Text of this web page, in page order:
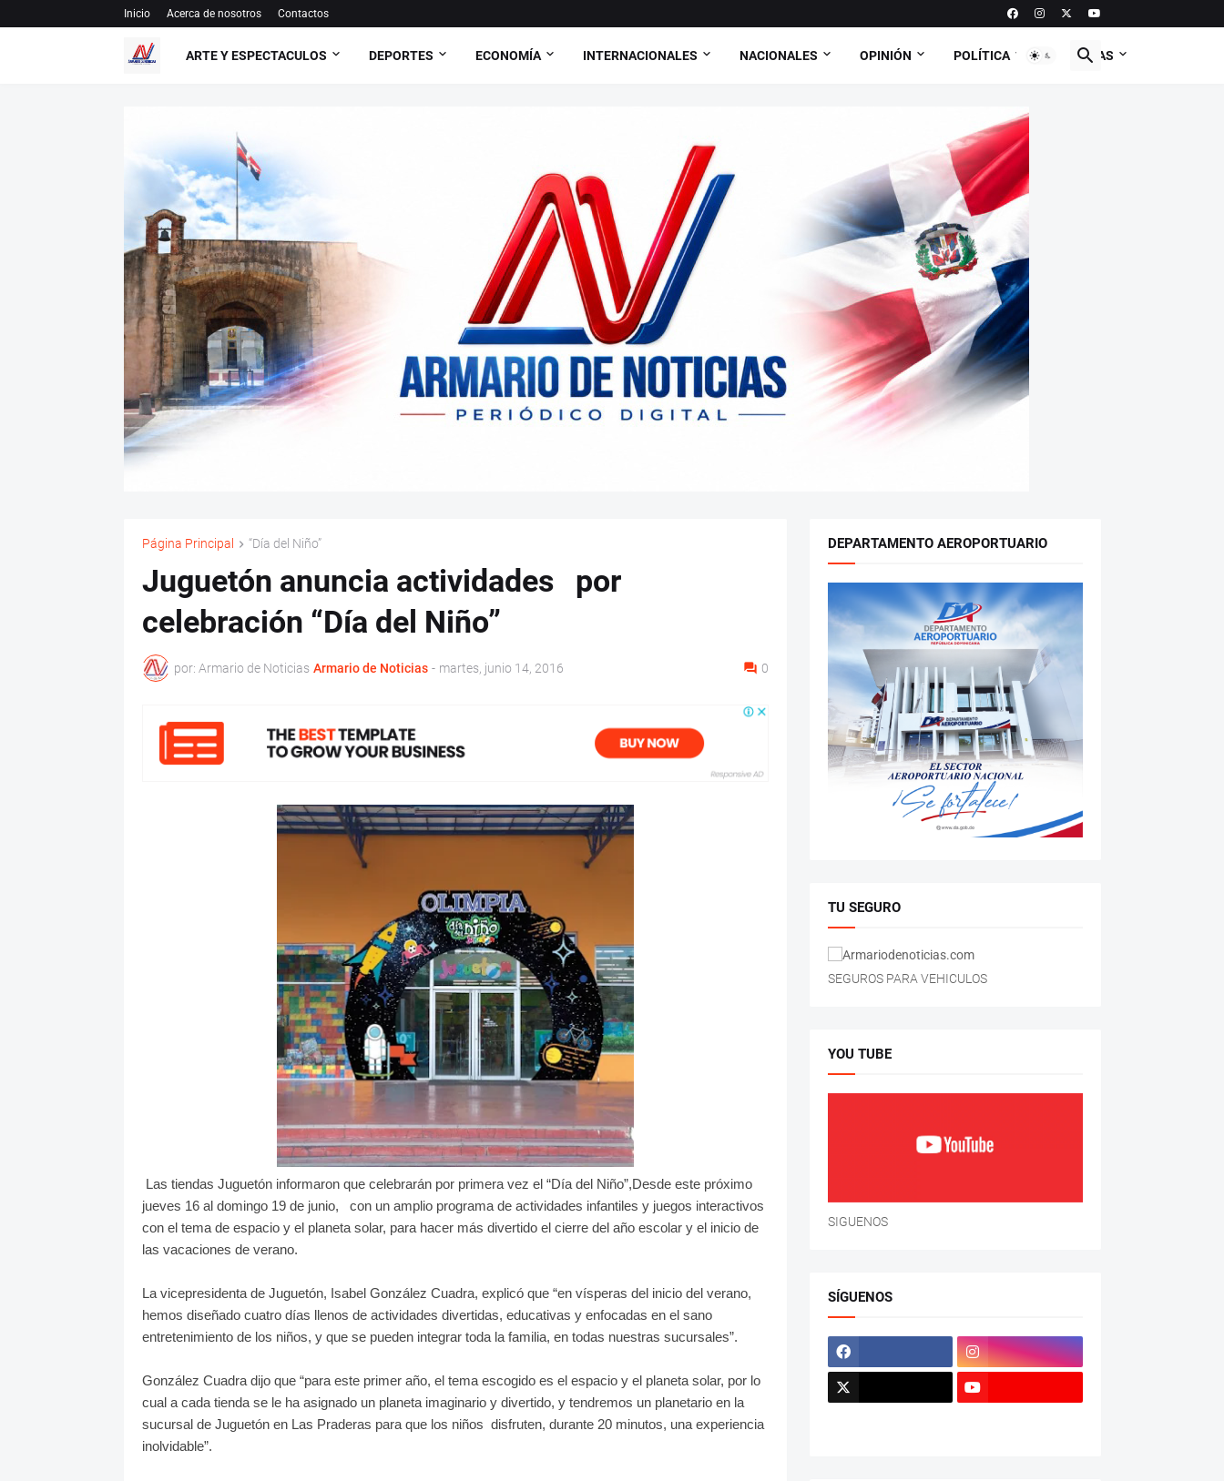
Inicio Acerca de nosotros Contactos
ARTE Y ESPECTACULOS DEPORTES ECONOMÍA INTERNACIONALES NACIONALES OPINIÓN POLÍTICA CURIOSAS
Página Principal “Día del Niño”
Juguetón anuncia actividades ​ ​ por
celebración “Día del Niño”
por: Armario de Noticias Armario de Noticias - martes, junio 14, 2016 0
Las tiendas Juguetón informaron que celebrarán por primera vez el “Día del Niño”,Desde este próximo
jueves 16 al domingo 19 de junio, con un amplio programa de actividades infantiles y juegos interactivos
con el tema de espacio y el planeta solar, para hacer más divertido el cierre del año escolar y el inicio de
las vacaciones de verano.
La vicepresidenta de Juguetón, Isabel González Cuadra, explicó que “en vísperas del inicio del verano,
hemos diseñado cuatro días llenos de actividades divertidas, educativas y enfocadas en el sano
entretenimiento de los niños, y que se pueden integrar toda la familia, en todas nuestras sucursales”.
González Cuadra dijo que “para este primer año, el tema escogido es el espacio y el planeta solar, por lo
cual a cada tienda se le ha asignado un planeta imaginario y divertido, y tendremos un planetario en la
sucursal de Juguetón en Las Praderas para que los niños disfruten, durante 20 minutos, una experiencia
inolvidable”.
DEPARTAMENTO AEROPORTUARIO
TU SEGURO
SEGUROS PARA VEHICULOS
YOU TUBE
SIGUENOS
SÍGUENOS